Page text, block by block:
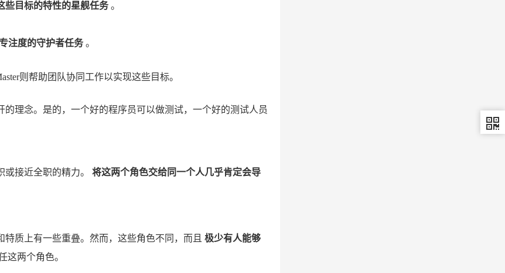
些目标的特性的星舰任务 。
注度的守护者任务 。
则帮助团队协同工作以实现这些目标。
理念。是的，一个好的程序员可以做测试，一个好的测试人员
或接近全职的精力。
将这两个角色交给同一个人几乎肯定会导
特质上有一些重叠。然而，这些角色不同，而且 极少有人能够
这两个角色。